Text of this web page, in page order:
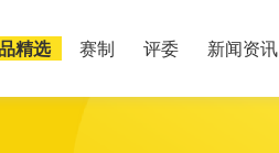
精选 赛制 评委 新闻资讯